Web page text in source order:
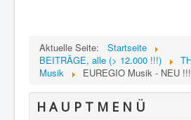
Aktuelle Seite:
Startseite
BEITRÄGE, alle (> 12.000 !!!)
Musik
EUREGIO Musik - NEU
H A U P T M E N Ü